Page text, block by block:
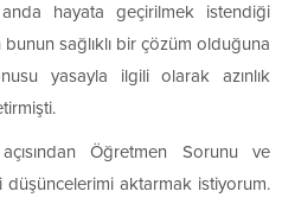
hayata geçirilmek istendiği
sağlıklı bir çözüm olduğuna
yasayla ilgili olarak azınlık
Öğretmen Sorunu ve
aktarmak istiyorum.